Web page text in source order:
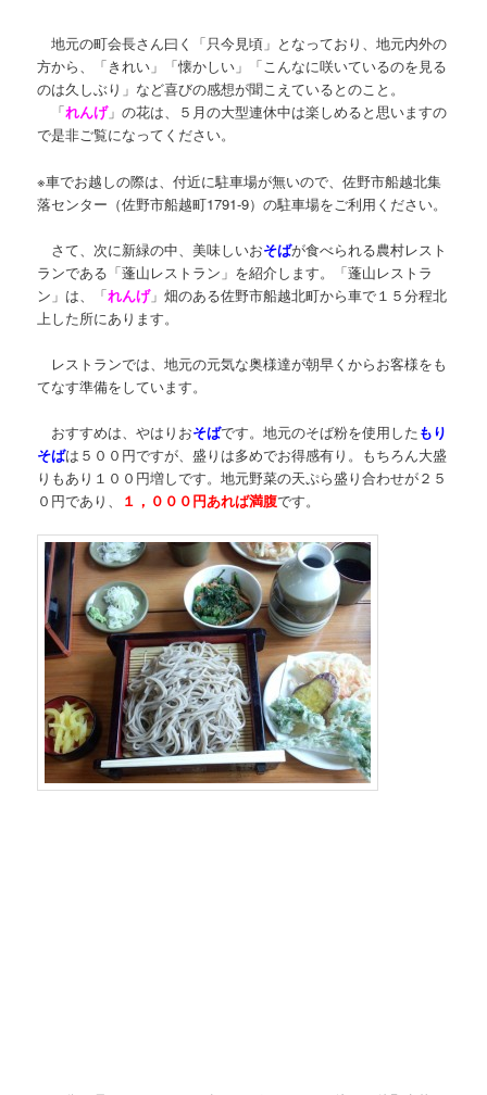
地元の町会長さん曰く「只今見頃」となっており、地元内外の
方から、「きれい」「懐かしい」「こんなに咲いているのを見る
のは久しぶり」など喜びの感想が聞こえているとのこと。
「れんげ」の花は、５月の大型連休中は楽しめると思いますの
で是非ご覧になってください。
※車でお越しの際は、付近に駐車場が無いので、佐野市船越北集
落センター（佐野市船越町1791-9）の駐車場をご利用ください。
さて、次に新緑の中、美味しいおそばが食べられる農村レスト
ランである「蓬山レストラン」を紹介します。「蓬山レストラ
ン」は、「れんげ」畑のある佐野市船越北町から車で１５分程北
上した所にあります。
レストランでは、地元の元気な奥様達が朝早くからお客様をも
てなす準備をしています。
おすすめは、やはりおそばです。地元のそば粉を使用したもり
そばは５００円ですが、盛りは多めでお得感有り。もちろん大盛
りもあり１００円増しです。地元野菜の天ぷら盛り合わせが２５
０円であり、
１，０００円あれば満腹です。